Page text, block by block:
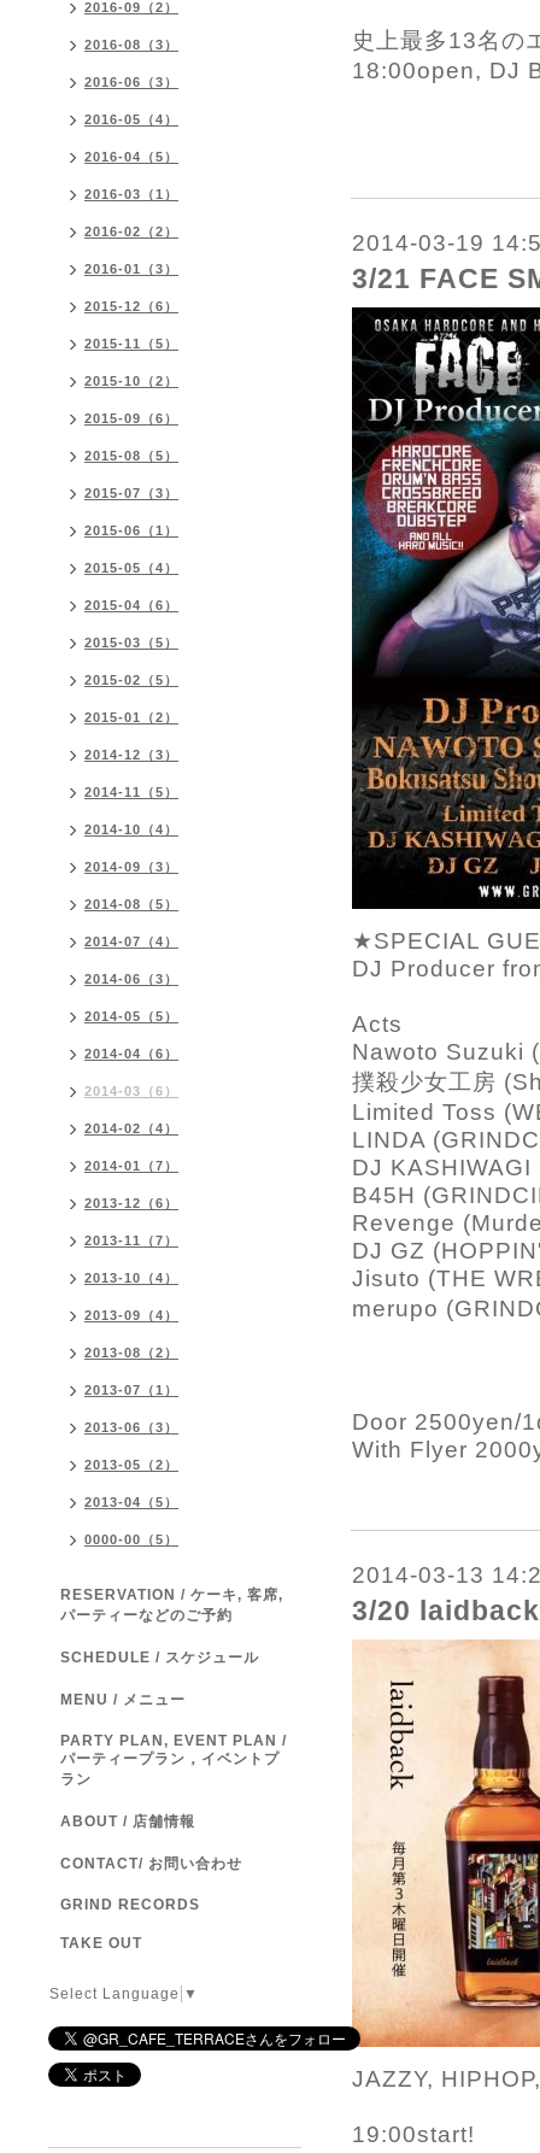
史上最多13名の
18:00open, DJ
2014-03-19
3/21 FACE
★SPECIAL
DJ Producer
Acts
Nawoto Suzuki
撲殺少女工房
Limited Toss
LINDA
DJ
B45H
Revenge
DJ GZ
Jisuto (THE
merupo
Door 2500yen/
With Flyer
2014-03-13
3/20 laidback
JAZZY,
19:00start!
2016-09（2）
2016-08（3）
2016-06（3）
2016-05（4）
2016-04（5）
2016-03（1）
2016-02（2）
2016-01（3）
2015-12（6）
2015-11（5）
2015-10（2）
2015-09（6）
2015-08（5）
2015-07（3）
2015-06（1）
2015-05（4）
2015-04（6）
2015-03（5）
2015-02（5）
2015-01（2）
2014-12（3）
2014-11（5）
2014-10（4）
2014-09（3）
2014-08（5）
2014-07（4）
2014-06（3）
2014-05（5）
2014-04（6）
2014-03（6）
2014-02（4）
2014-01（7）
2013-12（6）
2013-11（7）
2013-10（4）
2013-09（4）
2013-08（2）
2013-07（1）
2013-06（3）
2013-05（2）
2013-04（5）
0000-00（5）
RESERVATION / ケーキ, 客席,
パーティーなどのご予約
SCHEDULE / スケジュール
MENU / メニュー
PARTY PLAN, EVENT PLAN /
パーティープラン，イベントプ
ラン
ABOUT / 店舗情報
CONTACT/ お問い合わせ
GRIND RECORDS
TAKE OUT
Select Language ▼